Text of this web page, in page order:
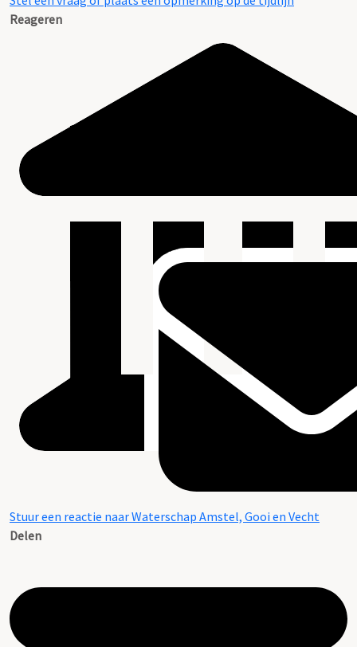
Reageren
Stuur een reactie naar Waterschap Amstel, Gooi en Vecht
Delen